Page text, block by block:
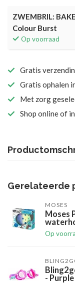
ZWEMBRIL:
Colour Burst
Op voorraad
Gratis
Gratis ophalen
Met zorg
Shop online of
Gerelateerde
MOSES
Moses
Op
-